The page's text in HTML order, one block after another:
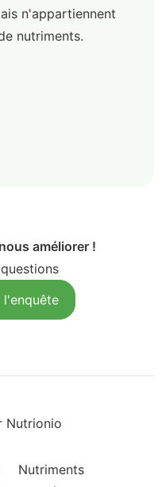
n'appartiennent
nutriments.
améliorer !
Nutrionio
Nutriments